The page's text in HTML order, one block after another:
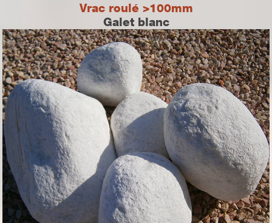
Vrac roulé >100mm
Galet blanc